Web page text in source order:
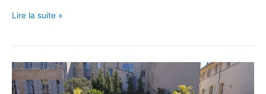
Chasse
oeufs
Vaux
le
Lire la suite »